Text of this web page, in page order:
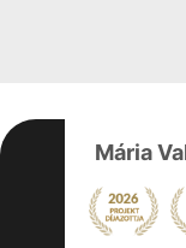
Mária